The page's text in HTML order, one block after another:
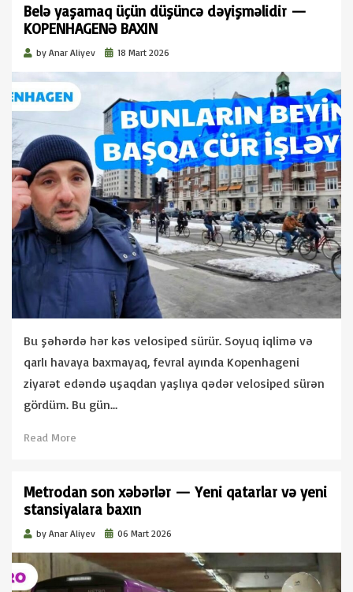
Belə yaşamaq üçün düşüncə dəyişməlidir —
KOPENHAGENƏ BAXIN
by Anar Aliyev
Posted
18 Mart 2026
Bu şəhərdə hər kəs velosiped sürür. Soyuq iqlimə və
qarlı havaya baxmayaq, fevral ayında Kopenhageni
ziyarət edəndə uşaqdan yaşlıya qədər velosiped sürən
gördüm. Bu gün…
Read More
Metrodan son xəbərlər — Yeni qatarlar və yeni
stansiyalara baxın
by Anar Aliyev
Posted
06 Mart 2026